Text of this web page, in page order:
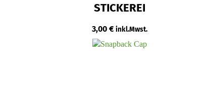
STICKEREI
3,00 € inkl.Mwst.